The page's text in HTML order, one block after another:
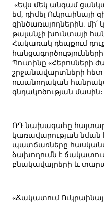
«Եվս մեկ անգամ
եմ, դիմել Ուկրաինայի
զինծառայողներին. մի՛
թալանչի խունտայի
Հակառակ դեպքում
Պուտինը «Հերոսների
շրջանավարտների հետ
ուսանողական
գնդակոծության մասին։
ՌԴ նախագահը
կառավարության
պատճառները
ձախողումն է
բնակավայրերի և
«Ճակատում